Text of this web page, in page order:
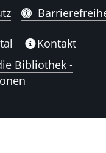
Kontakt
Bibliothek -